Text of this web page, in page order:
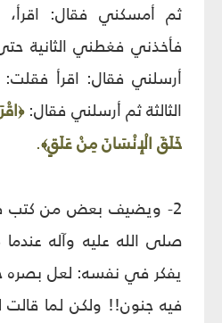
ثم أمسكني فقال: اقرأ،
فأخذني فغطني الثانية
أرسلني فقال: اقرأ فقلت:
الثالثة ثم أرسلني فقال:﴿
خَلَقَ الْإِنْسَانَ مِنْ عَلَقٍ﴾.
2- ويضيف بعض من كتب
صلى الله عليه وآله
يفكر في نفسه: لعل بصره
فيه جنون!! ولكن لما قالت